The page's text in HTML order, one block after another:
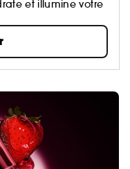
et illumine votre